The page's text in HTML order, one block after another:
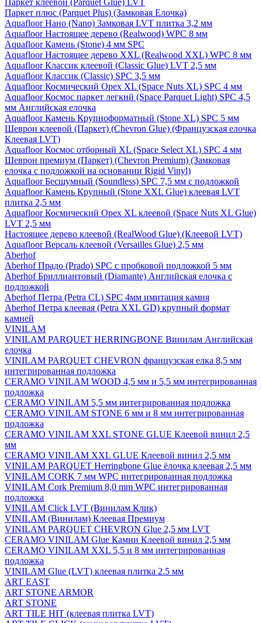
Паркет клеевой (Parquet Glue) LVT
Паркет плюс (Parquet Plus) (Замковая Елочка)
Aquafloor Нано (Nano) Замковая LVT плитка 3,2 мм
Aquafloor Настоящее дерево (Realwood) WPC 8 мм
Aquafloor Камень (Stone) 4 мм SPC
Aquafloor Настоящее дерево XXL (Realwood XXL) WPC 8 мм
Aquafloor Классик клеевой (Classic Glue) LVT 2,5 мм
Aquafloor Классик (Classic) SPC 3,5 мм
Aquafloor Космический Орех XL (Space Nuts XL) SPC 4 мм
Aquafloor Космос паркет легкий (Space Parquet Light) SPC 4,5
мм Английская елочка
Aquafloor Камень Крупноформатный (Stone XL) SPC 5 мм
Шеврон клеевой (Паркет) (Chevron Glue) (Французская елочка
Клеевая LVT)
Aquafloor Космос отборный XL (Space Select XL) SPC 4 мм
Шеврон премиум (Паркет) (Chevron Premium) (Замковая
елочка с подложкой на основании Rigid Vinyl)
Aquafloor Бесшумный (Soundless) SPC 7,5 мм с подложкой
Aquafloor Камень Крупный (Stone XXL Glue) клеевая LVT
плитка 2,5 мм
Aquafloor Космический Орех XL клеевой (Space Nuts XL Glue)
LVT 2,5 мм
Настоящее дерево клеевой (RealWood Glue) (Клеевой LVT)
Aquafloor Версаль клеевой (Versailles Glue) 2,5 мм
Aberhof
Aberhof Прадо (Prado) SPC с пробковой подложкой 5 мм
Aberhof Бриллиантовый (Diamante) Английская елочка с
подложкой
Aberhof Петра (Petra CL) SPC 4мм имитация камня
Aberhof Петра клеевая (Petra XXL GD) крупный формат
камней
VINILAM
VINILAM PARQUET HERRINGBONE Винилам Английская
елочка
VINILAM PARQUET CHEVRON французская елка 8,5 мм
интегрированная подложка
CERAMO VINILAM WOOD 4,5 мм и 5,5 мм интегрированная
подложка
CERAMO VINILAM 5,5 мм интегрированная подложка
CERAMO VINILAM STONE 6 мм и 8 мм интегрированная
подложка
CERAMO VINILAM XXL STONE GLUE Клеевой винил 2,5
мм
CERAMO VINILAM XXL GLUE Клеевой винил 2,5 мм
VINILAM PARQUET Herringbone Glue ёлочка клеевая 2,5 мм
VINILAM CORK 7 мм WPC интегрированная подложка
VINILAM Cork Premium 8,0 mm WPC интегрированная
подложка
VINILAM Click LVT (Винилам Клик)
VINILAM (Винилам) Клеевая Премиум
VINILAM PARQUET CHEVRON Glue 2,5 мм LVT
CERAMO VINILAM Glue Камни Клеевой винил 2,5 мм
CERAMO VINILAM XXL 5,5 и 8 мм интегрированная
подложка
VINILAM Glue (LVT) клеевая плитка 2.5 мм
ART EAST
ART STONE ARMOR
ART STONE
ART TILE HIT (клеевая плитка LVT)